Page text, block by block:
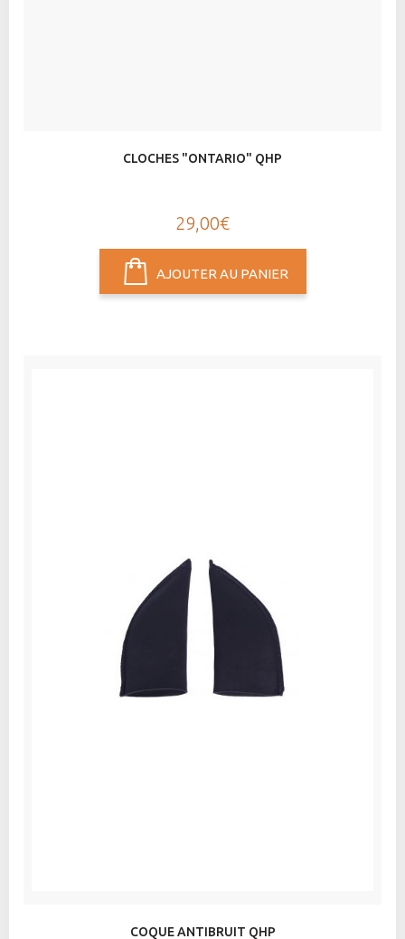
CLOCHES "ONTARIO" QHP
29,00€
AJOUTER AU PANIER
COQUE ANTIBRUIT QHP